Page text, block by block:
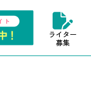
ライター
募集